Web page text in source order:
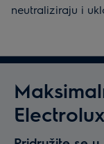
neutraliziraju i
Electrolux